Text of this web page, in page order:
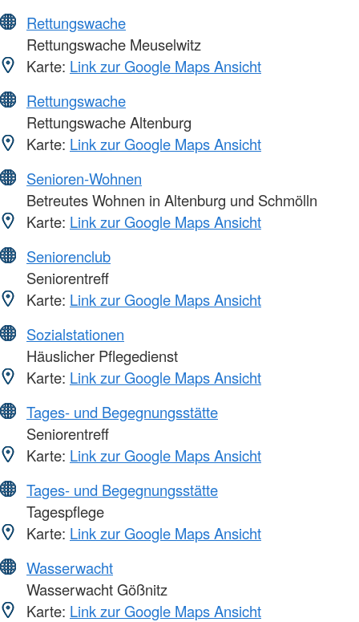
Rettungswache
Rettungswache Meuselwitz
Karte: Link zur Google Maps Ansicht
Rettungswache
Rettungswache Altenburg
Karte: Link zur Google Maps Ansicht
Senioren-Wohnen
Betreutes Wohnen in Altenburg und Schmölln
Karte: Link zur Google Maps Ansicht
Seniorenclub
Seniorentreff
Karte: Link zur Google Maps Ansicht
Sozialstationen
Häuslicher Pflegedienst
Karte: Link zur Google Maps Ansicht
Tages- und Begegnungsstätte
Seniorentreff
Karte: Link zur Google Maps Ansicht
Tages- und Begegnungsstätte
Tagespflege
Karte: Link zur Google Maps Ansicht
Wasserwacht
Wasserwacht Gößnitz
Karte: Link zur Google Maps Ansicht